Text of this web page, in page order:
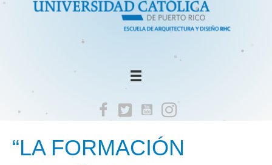
“LA FORMACIÓN